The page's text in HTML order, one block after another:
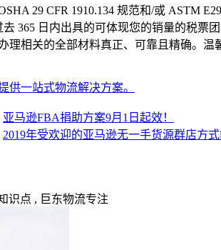
29 CFR 1910.134 规范和/或 ASTM
365 日内出具的可体现您的销量的税票团
相关的全部材料真正、可靠且精确。
供一站式物流解决方案。
亚马逊FBA捐助方案9月1日起效！
2019年受欢迎的亚马逊无一手货源群店方式
识点 , 巨东物流专注